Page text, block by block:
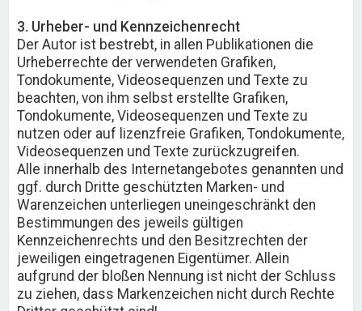
3. Urheber- und Kennzeichenrecht
Der Autor ist bestrebt, in allen Publikationen die
Urheberrechte der verwendeten Grafiken,
Tondokumente, Videosequenzen und Texte zu
beachten, von ihm selbst erstellte Grafiken,
Tondokumente, Videosequenzen und Texte zu
nutzen oder auf lizenzfreie Grafiken, Tondokumente,
Videosequenzen und Texte zurückzugreifen.
Alle innerhalb des Internetangebotes genannten und
ggf. durch Dritte geschützten Marken- und
Warenzeichen unterliegen uneingeschränkt den
Bestimmungen des jeweils gültigen
Kennzeichenrechts und den Besitzrechten der
jeweiligen eingetragenen Eigentümer. Allein
aufgrund der bloßen Nennung ist nicht der Schluss
zu ziehen, dass Markenzeichen nicht durch Rechte